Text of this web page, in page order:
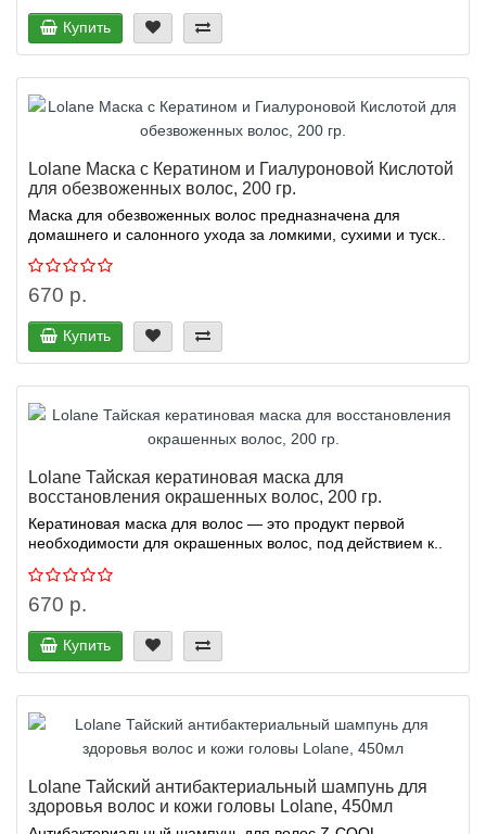
Купить
Lolane Маска с Кератином и Гиалуроновой Кислотой
для обезвоженных волос, 200 гр.
Маска для обезвоженных волос предназначена для
домашнего и салонного ухода за ломкими, сухими и туск..
670 р.
Купить
Lolane Тайская кератиновая маска для
восстановления окрашенных волос, 200 гр.
Кератиновая маска для волос — это продукт первой
необходимости для окрашенных волос, под действием к..
670 р.
Купить
Lolane Тайский антибактериальный шампунь для
здоровья волос и кожи головы Lolane, 450мл